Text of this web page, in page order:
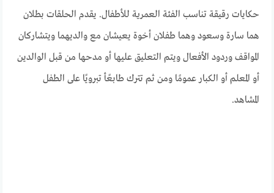
حكايات رقيقة تناسب الفئة العمرية للأطفال. يقدم الحلقات بطلان
هما سارة وسعود وهما طفلان أخوة يعيشان مع والديهما ويتشاركان
المواقف وردود الأفعال ويتم التعليق عليها أو مدحها من قبل الوالدين
أو المعلم أو الكبار عمومًا ومن ثم تترك طابعًأ تبرويًا على الطفل
المشاهد.